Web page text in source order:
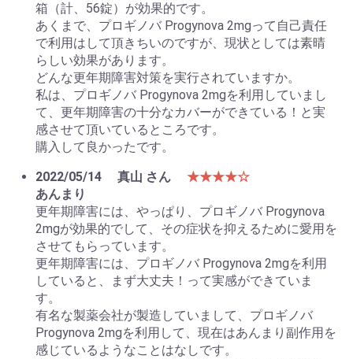
箱（計、56錠）が効果的です。
あくまで、プロギノバ Progynova 2mgって自己責任
で利用はして頂きちいのですが、現状としては素晴
らしい効果があります。
どんな更年期障害対策を実行されていますか。
私は、プロギノバ Progynova 2mgを利用していまし
て、更年期障害の十分なカバーができている！と実
感させて頂いているところです。
購入して良かったです。
2022/05/14
真山 さん
★★★★☆
あんまり
更年期障害には、やっぱり、プロギノバ Progynova
2mgが効果的でして、その症状を抑えるために愛用を
させてもらっています。
更年期障害には、プロギノバ Progynova 2mgを利用
していると、まず大丈夫！って実感ができていま
す。
有名な製薬会社が製造していまして、プロギノバ
Progynova 2mgを利用して、現在はあんまり副作用を
感じているようなことはなしです。